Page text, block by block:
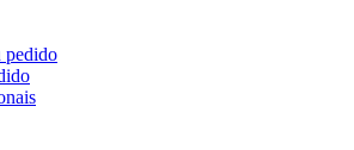
pedido